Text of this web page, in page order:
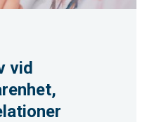
vid